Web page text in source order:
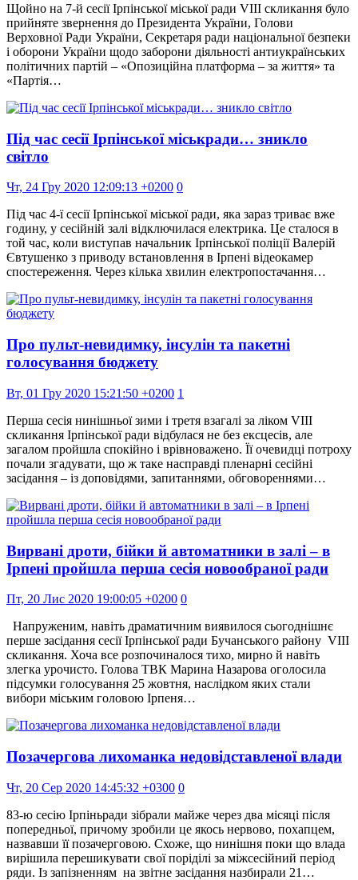
Щойно на 7-й сесії Ірпінської міської ради VIII скликання було
прийняте звернення до Президента України, Голови
Верховної Ради України, Секретаря ради національної безпеки
і оборони України щодо заборони діяльності антиукраїнських
політичних партій – «Опозиційна платформа – за життя» та
«Партія…
Під час сесії Ірпінської міськради… зникло
світло
Чт, 24 Гру 2020 12:09:13 +0200 0
Під час 4-ї сесії Ірпінської міської ради, яка зараз триває вже
годину, у сесійній залі відключилася електрика. Це сталося в
той час, коли виступав начальник Ірпінської поліції Валерій
Євтушенко з приводу встановлення в Ірпені відеокамер
спостереження. Через кілька хвилин електропостачання…
Про пульт-невидимку, інсулін та пакетні
голосування бюджету
Вт, 01 Гру 2020 15:21:50 +0200 1
Перша сесія нинішньої зими і третя взагалі за ліком VIII
скликання Ірпінської ради відбулася не без ексцесів, але
загалом пройшла спокійно і врівноважено. Її очевидці потроху
почали згадувати, що ж таке насправді пленарні сесійні
засідання – із доповідями, запитаннями, обговореннями…
Вирвані дроти, бійки й автоматники в залі – в
Ірпені пройшла перша сесія новообраної ради
Пт, 20 Лис 2020 19:00:05 +0200 0
Напруженим, навіть драматичним виявилося сьогоднішнє
перше засідання сесії Ірпінської ради Бучанського району VIII
скликання. Хоча все розпочиналося тихо, мирно й навіть
злегка урочисто. Голова ТВК Марина Назарова оголосила
підсумки голосування 25 жовтня, наслідком яких стали
вибори міським головою Ірпеня…
Позачергова лихоманка недовідставленої влади
Чт, 20 Сер 2020 14:45:32 +0300 0
83-ю сесію Ірпіньради зібрали майже через два місяці після
попередньої, причому зробили це якось нервово, похапцем,
назвавши її позачерговою. Схоже, що нинішня поки що влада
вирішила перешикувати свої поріділі за міжсесійний період
ряди. Із запізненням на звітне засідання назбирали 21…